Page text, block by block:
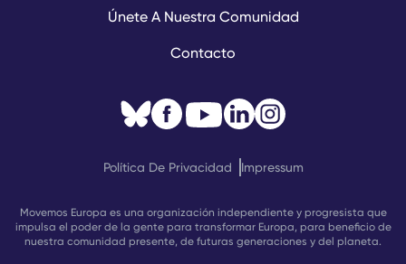
Únete A Nuestra Comunidad
Contacto
Movemos Europa es una organización independiente y progresista que
impulsa el poder de la gente para transformar Europa, para beneficio de
nuestra comunidad presente, de futuras generaciones y del planeta.
Política De Privacidad Impressum